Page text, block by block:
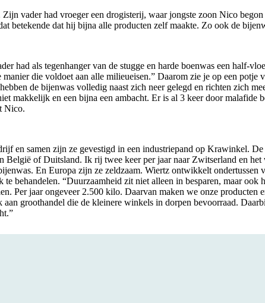
vader had vroeger een drogisterij, waar jongste zoon Nico
betekende dat hij bijna alle producten zelf maakte. Zo ook de
had als tegenhanger van de stugge en harde boenwas een half-
manier die voldoet aan alle milieueisen.” Daarom zie je op een
de bijenwas volledig naast zich neer gelegd en richten zich
makkelijk en een bijna een ambacht. Er is al 3 keer door malafide
Nico.
en samen zijn ze gevestigd in een industriepand op Krawinkel.
België of Duitsland. Ik rij twee keer per jaar naar Zwitserland en
En Europa zijn ze zeldzaam. Wiertz ontwikkelt
te behandelen. “Duurzaamheid zit niet alleen in besparen, maar
Per jaar ongeveer 2.500 kilo. Daarvan maken we onze producten
groothandel die de kleinere winkels in dorpen bevoorraad.